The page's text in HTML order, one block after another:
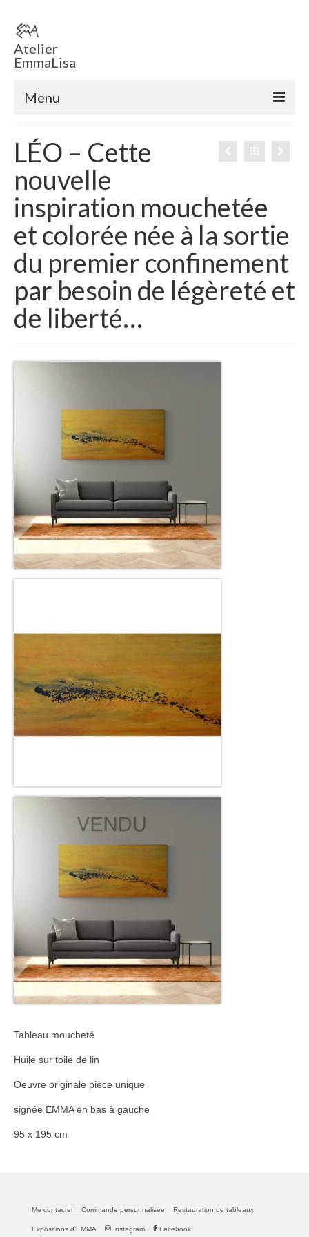
Atelier
EmmaLisa
Menu
Accueil
Boutique en ligne
Tableaux
Sculptures
ECHEC EMMA ‘ T
Voiles
Sculptures éclairées
LÉO – Cette
nouvelle
inspiration mouchetée
et colorée née à la sortie
du premier confinement
par besoin de légèreté et
de liberté…
Tableau moucheté
Huile sur toile de lin
Oeuvre originale pièce unique
signée EMMA en bas à gauche
95 x 195 cm
Me contacter Commande personnalisée Restauration de tableaux
Expositions d’EMMA Instagram Facebook